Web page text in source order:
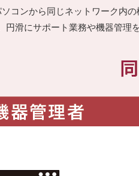
コンから同じネットワーク内
円滑にサポート業務や機器管理